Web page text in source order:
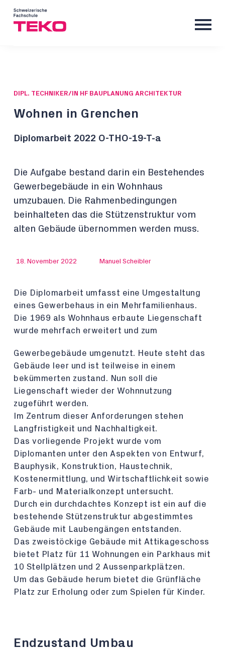
DIPL. TECHNIKER/IN HF BAUPLANUNG ARCHITEKTUR
Wohnen in Grenchen
Diplomarbeit 2022 O-THO-19-T-a
Die Aufgabe bestand darin ein Bestehendes
Gewerbegebäude in ein Wohnhaus
umzubauen. Die Rahmenbedingungen
beinhalteten das die Stützenstruktur vom
alten Gebäude übernommen werden muss.
18. November 2022 Manuel Scheibler
Die Diplomarbeit umfasst eine Umgestaltung
eines Gewerbehaus in ein Mehrfamilienhaus.
Die 1969 als Wohnhaus erbaute Liegenschaft
wurde mehrfach erweitert und zum
Gewerbegebäude umgenutzt. Heute steht das
Gebäude leer und ist teilweise in einem
bekümmerten zustand. Nun soll die
Liegenschaft wieder der Wohnnutzung
zugeführt werden.
Im Zentrum dieser Anforderungen stehen
Langfristigkeit und Nachhaltigkeit.
Das vorliegende Projekt wurde vom
Diplomanten unter den Aspekten von Entwurf,
Bauphysik, Konstruktion, Haustechnik,
Kostenermittlung, und Wirtschaftlichkeit sowie
Farb- und Materialkonzept untersucht.
Durch ein durchdachtes Konzept ist ein auf die
bestehende Stützenstruktur abgestimmtes
Gebäude mit Laubengängen entstanden.
Das zweistöckige Gebäude mit Attikageschoss
bietet Platz für 11 Wohnungen ein Parkhaus mit
10 Stellplätzen und 2 Aussenparkplätzen.
Um das Gebäude herum bietet die Grünfläche
Platz zur Erholung oder zum Spielen für Kinder.
Endzustand Umbau